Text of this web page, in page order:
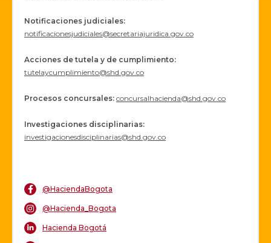
Notificaciones judiciales:
notificacionesjudiciales@secretariajuridica.gov.co
Acciones de tutela y de cumplimiento:
tutelaycumplimiento@shd.gov.co
Procesos concursales: concursalhacienda@shd.gov.co
Investigaciones disciplinarias:
investigacionesdisciplinarias@shd.gov.co
@HaciendaBogota
@Hacienda_Bogota
Hacienda Bogotá